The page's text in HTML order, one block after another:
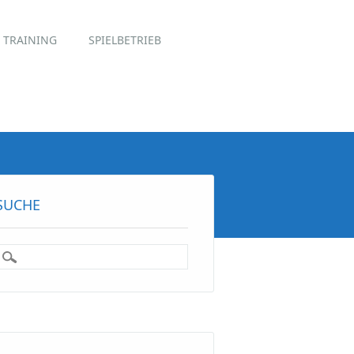
TRAINING SPIELBETRIEB